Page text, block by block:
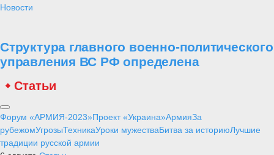
Новости
Структура главного военно-политического
управления ВС РФ определена
Статьи
Форум «АРМИЯ-2023»Проект «Украина»АрмияЗа
рубежомУгрозыТехникаУроки мужестваБитва за историюЛучшие
традиции русской армии